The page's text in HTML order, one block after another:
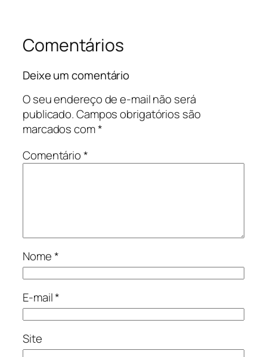
Comentários
Deixe um comentário
O seu endereço de e-mail não será
publicado.Campos obrigatórios são
marcados com*
Comentário*
Nome*
E-mail*
Site